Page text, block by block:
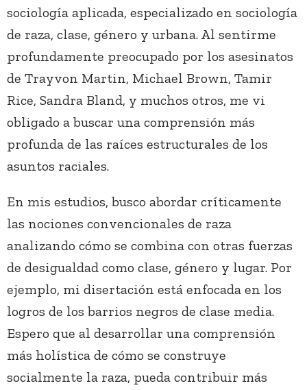
sociología aplicada, especializado en sociología
de raza, clase, género y urbana. Al sentirme
profundamente preocupado por los asesinatos
de Trayvon Martin, Michael Brown, Tamir
Rice, Sandra Bland, y muchos otros, me vi
obligado a buscar una comprensión más
profunda de las raíces estructurales de los
asuntos raciales.
En mis estudios, busco abordar críticamente
las nociones convencionales de raza
analizando cómo se combina con otras fuerzas
de desigualdad como clase, género y lugar. Por
ejemplo, mi disertación está enfocada en los
logros de los barrios negros de clase media.
Espero que al desarrollar una comprensión
más holística de cómo se construye
socialmente la raza, pueda contribuir más